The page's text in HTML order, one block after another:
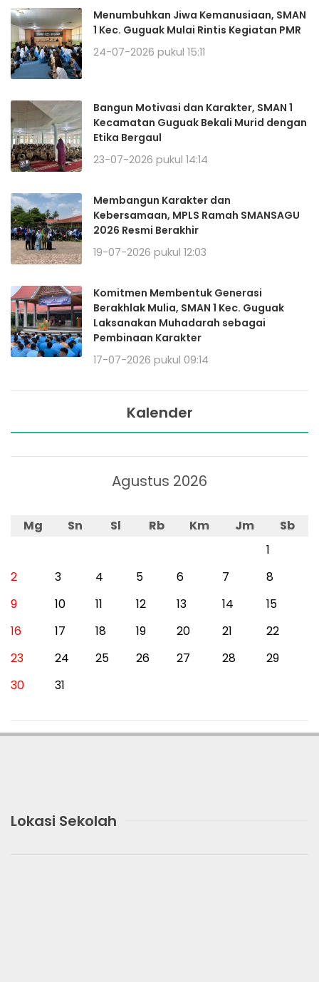
Menumbuhkan Jiwa Kemanusiaan, SMAN
1 Kec. Guguak Mulai Rintis Kegiatan PMR
24-07-2026 pukul 15:11
Bangun Motivasi dan Karakter, SMAN 1
Kecamatan Guguak Bekali Murid dengan
Etika Bergaul
23-07-2026 pukul 14:14
Membangun Karakter dan
Kebersamaan, MPLS Ramah SMANSAGU
2026 Resmi Berakhir
19-07-2026 pukul 12:03
Komitmen Membentuk Generasi
Berakhlak Mulia, SMAN 1 Kec. Guguak
Laksanakan Muhadarah sebagai
Pembinaan Karakter
17-07-2026 pukul 09:14
Kalender
Agustus 2026
Mg Sn Sl Rb Km Jm
Sb
1
2
3 4 5 6 7
8
9
10 11 12 13 14
15
16
17 18 19 20 21
22
23
24 25 26 27 28
29
30
31
Lokasi Sekolah